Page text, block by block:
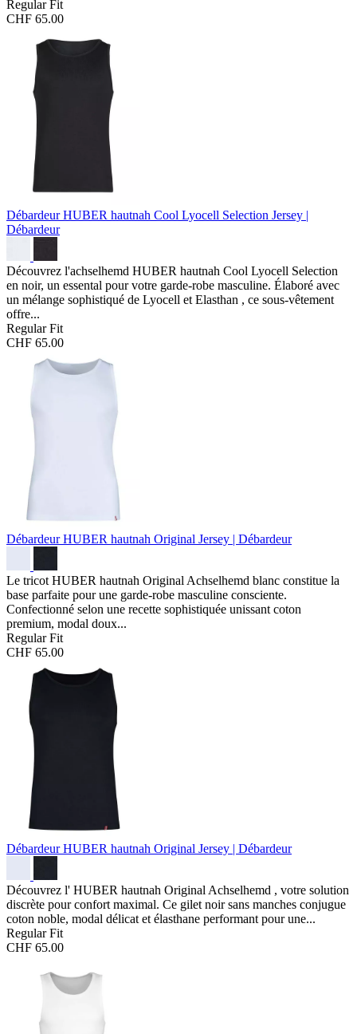
Regular Fit
CHF 65.00
Débardeur HUBER hautnah Cool Lyocell Selection Jersey |
Débardeur
Découvrez l'achselhemd HUBER hautnah Cool Lyocell Selection
en noir, un essental pour votre garde-robe masculine. Élaboré avec
un mélange sophistiqué de Lyocell et Elasthan , ce sous-vêtement
offre...
Regular Fit
CHF 65.00
Débardeur HUBER hautnah Original Jersey | Débardeur
Le tricot HUBER hautnah Original Achselhemd blanc constitue la
base parfaite pour une garde-robe masculine consciente.
Confectionné selon une recette sophistiquée unissant coton
premium, modal doux...
Regular Fit
CHF 65.00
Débardeur HUBER hautnah Original Jersey | Débardeur
Découvrez l' HUBER hautnah Original Achselhemd , votre solution
discrète pour confort maximal. Ce gilet noir sans manches conjugue
coton noble, modal délicat et élasthane performant pour une...
Regular Fit
CHF 65.00